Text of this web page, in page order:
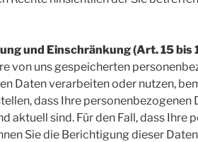
und Einschränkung (Art. 15 bis
von uns gespeicherten
Daten verarbeiten oder nutzen,
dass Ihre personenbezogenen
aktuell sind. Für den Fall, dass Ihre
Sie die Berichtigung dieser